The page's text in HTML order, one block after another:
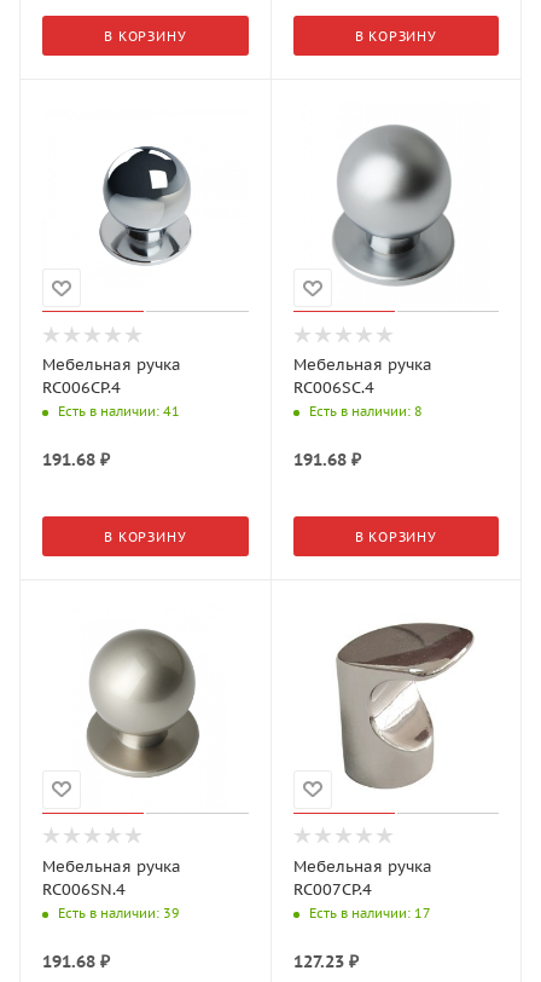
В КОРЗИНУ В КОРЗИНУ
Мебельная ручка
RC006CP.4
Есть в наличии: 41
191.68 ₽
В КОРЗИНУ
Мебельная ручка
RC006SC.4
Есть в наличии: 8
191.68₽
В КОРЗИНУ
Мебельная ручка
RC006SN.4
Есть в наличии: 39
191.68 ₽
Мебельная ручка
RC007CP.4
Есть в наличии: 17
127.23₽